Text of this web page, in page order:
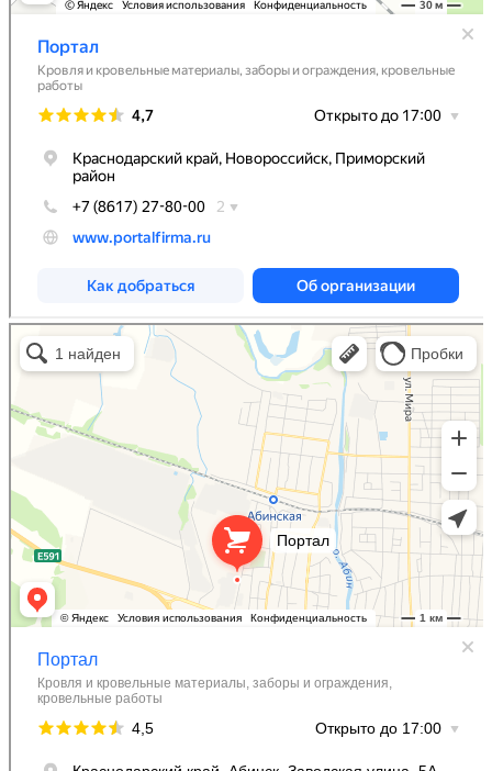
Кровля и кровельные материалы в Абинске
Фасады и фасадные системы в Абинске